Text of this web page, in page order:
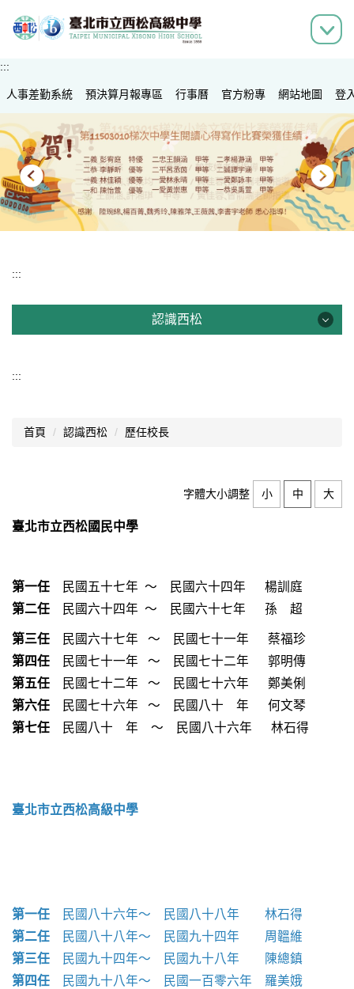
到
容
區
:::
人事差勤系統 預決算月報專區 行事曆 官方粉專 網站地圖 登
:::
認識西松
組織架構
歷任校長
交通資訊
升學概況
分機總覽
數位校史
:::
首頁 認識西松 歷任校長
字體大小調整 小 中 大
臺北市立西松國民中學
第一任 民國五十七年 ～ 民國六十四年 楊訓庭
第二任
民國六十四年 ～ 民國六十七年 孫 超
第三任
民國六十七年 ～ 民國七十一年 蔡福珍
第四任
民國七十一年 ～ 民國七十二年 郭明傳
第五任
民國七十二年 ～ 民國七十六年 鄭美俐
第六任
民國七十六年 ～ 民國八十 年 何文琴
第七任
民國八十 年 ～ 民國八十六年 林石得
臺北市立西松高級中學
第一任 民國八十六年～ 民國八十八年 林石得
第二任 民國八十八年～ 民國九十四年 周韞維
第三任 民國九十四年～ 民國九十八年 陳總鎮
第四任 民國九十八年～ 民國一百零六年 羅美娥